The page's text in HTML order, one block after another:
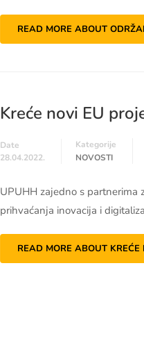
READ MORE ABOUT
Kreće novi EU
Date
28.04.2022.
Kategorije
NOVOSTI
UPUHH zajedno s partnerima
prihvaćanja inovacija i
READ MORE ABOUT